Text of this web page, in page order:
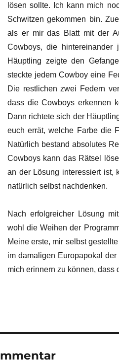
lösen sollte. Ich kann mich
Schwitzen gekommen bin.
als er mir das Blatt mit der
Cowboys, die hintereinander
Häuptling zeigte den
steckte jedem Cowboy eine
Die restlichen zwei Federn
dass die Cowboys erkennen
Dann richtete sich der
euch errät, welche Farbe die
Natürlich bestand absolutes
Cowboys kann das Rätsel
an der Lösung interessiert ist,
natürlich selbst nachdenken.
Nach erfolgreicher Lösung
wohl die Weihen der
Meine erste, mir selbst
im damaligen Europapokal
mich erinnern zu können, dass